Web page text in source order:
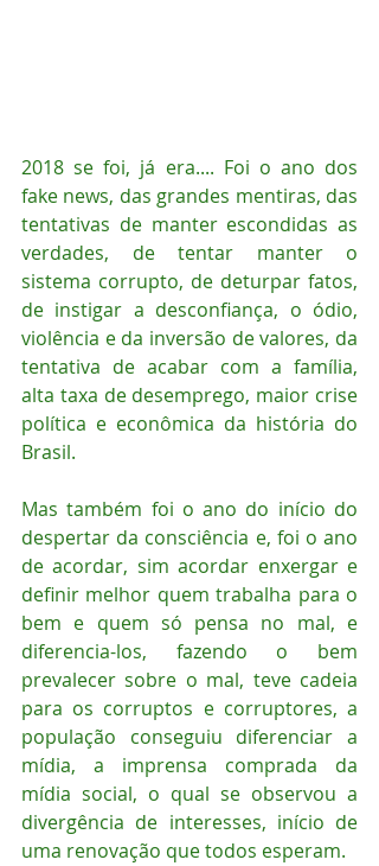
2018 se foi, já era.... Foi o ano dos
fake news, das grandes mentiras, das
tentativas de manter escondidas as
verdades, de tentar manter o
sistema corrupto, de deturpar fatos,
de instigar a desconfiança, o ódio,
violência e da inversão de valores, da
tentativa de acabar com a família,
alta taxa de desemprego, maior crise
política e econômica da história do
Brasil.
Mas também foi o ano do início do
despertar da consciência e, foi o ano
de acordar, sim acordar enxergar e
definir melhor quem trabalha para o
bem e quem só pensa no mal, e
diferencia-los, fazendo o bem
prevalecer sobre o mal, teve cadeia
para os corruptos e corruptores, a
população conseguiu diferenciar a
mídia, a imprensa comprada da
mídia social, o qual se observou a
divergência de interesses, início de
uma renovação que todos esperam.